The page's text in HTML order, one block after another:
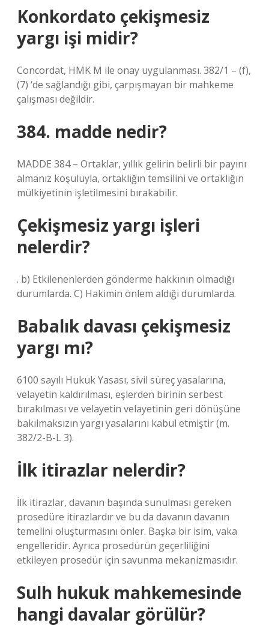
Konkordato çekişmesiz
yargı işi midir?
Concordat, HMK M ile onay uygulanması. 382/1 – (f),
(7) ‘de sağlandığı gibi, çarpışmayan bir mahkeme
çalışması değildir.
384. madde nedir?
MADDE 384 – Ortaklar, yıllık gelirin belirli bir payını
almanız koşuluyla, ortaklığın temsilini ve ortaklığın
mülkiyetinin işletilmesini bırakabilir.
Çekişmesiz yargı işleri
nelerdir?
. b) Etkilenenlerden gönderme hakkının olmadığı
durumlarda. C) Hakimin önlem aldığı durumlarda.
Babalık davası çekişmesiz
yargı mı?
6100 sayılı Hukuk Yasası, sivil süreç yasalarına,
velayetin kaldırılması, eşlerden birinin serbest
bırakılması ve velayetin velayetinin geri dönüşüne
bakılmaksızın yargı yasalarını kabul etmiştir (m.
382/2-B-L 3).
İlk itirazlar nelerdir?
İlk itirazlar, davanın başında sunulması gereken
prosedüre itirazlardır ve bu da davanın davanın
temelini oluşturmasını önler. Başka bir isim, vaka
engelleridir. Ayrıca prosedürün geçerliliğini
etkileyen prosedür için savunma mekanizmasıdır.
Sulh hukuk mahkemesinde
hangi davalar görülür?